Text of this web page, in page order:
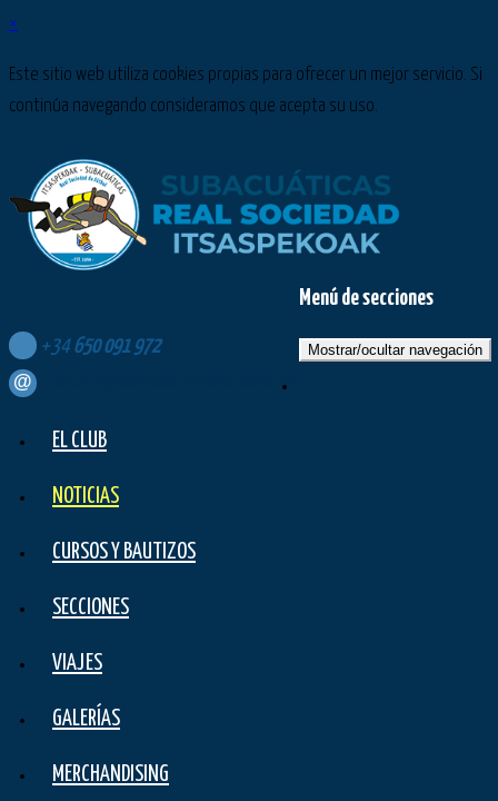
×
Este sitio web utiliza cookies propias para ofrecer un mejor servicio. Si
continúa navegando consideramos que acepta su uso.
+34 650 091 972
contacto@subacuaticasrealsociedad.com
Menú de secciones
Mostrar/ocultar navegación
EL CLUB
NOTICIAS
CURSOS Y BAUTIZOS
SECCIONES
VIAJES
GALERÍAS
MERCHANDISING